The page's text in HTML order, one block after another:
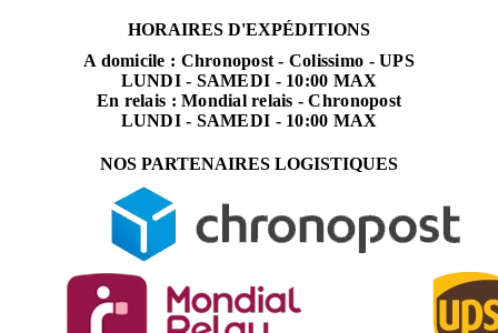
HORAIRES D'EXPÉDITIONS
A domicile : Chronopost - Colissimo - UPS
LUNDI - SAMEDI - 10:00 MAX
En relais : Mondial relais - Chronopost
LUNDI - SAMEDI - 10:00 MAX
NOS PARTENAIRES LOGISTIQUES